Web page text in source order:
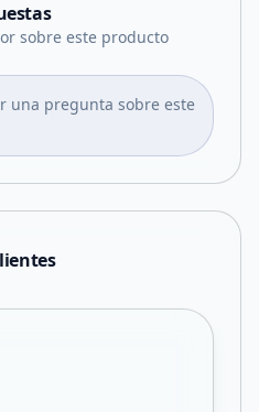
sobre este producto
una pregunta sobre este